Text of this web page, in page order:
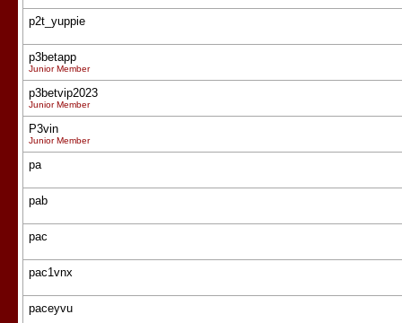
p2t_yuppie
p3betapp
Junior Member
p3betvip2023
Junior Member
P3vin
Junior Member
pa
pab
pac
pac1vnx
paceyvu